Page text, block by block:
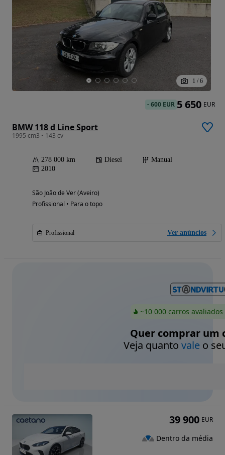
1 / 6
BMW 118 d Line Sport
1995 cm3 • 143 cv
278 000 km Diesel
Manual
2010
São João de Ver (Aveiro)
Profissional • Para o topo
Profissional Ver anúncios
-600 EUR 5 650 EUR
~10 000 carros
Quer comprar um
Veja quanto valeo
39 900 EUR
Dentro da média